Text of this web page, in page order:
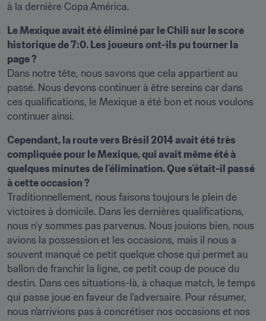
à la dernière Copa América.
Le Mexique avait été éliminé par le Chili sur le score
historique de 7:0. Les joueurs ont-ils pu tourner la
Dans notre tête, nous savons que cela appartient au
passé. Nous devons continuer à être sereins car dans
ces qualifications, le Mexique a été bon et nous voulons
continuer ainsi.
Cependant, la route vers Brésil 2014 avait été très
compliquée pour le Mexique, qui avait même été à
quelques minutes de l'élimination. Que s'était-il passé
Traditionnellement, nous faisons toujours le plein de
victoires à domicile. Dans les dernières qualifications,
nous n'y sommes pas parvenus. Nous jouions bien, nous
avions la possession et les occasions, mais il nous a
souvent manqué ce petit quelque chose qui permet au
ballon de franchir la ligne, ce petit coup de pouce du
destin. Dans ces situations-là, à chaque match, le temps
qui passe joue en faveur de l'adversaire. Pour résumer,
nous n'arrivions pas à concrétiser nos occasions et nos